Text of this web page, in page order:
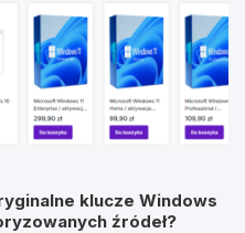
klucze Windows
źródeł?